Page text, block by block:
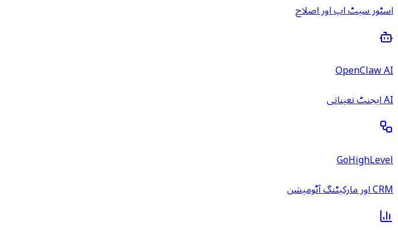
اسٹور سیٹ اپ اور اصلاح
OpenClaw AI
AI ایجنٹ تعیناتی
GoHighLevel
CRM اور مارکیٹنگ آٹومیشن